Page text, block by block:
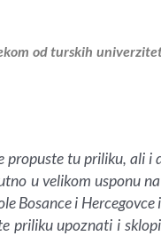
od turskih
tu priliku, ali i
u velikom usponu
Bosance i
priliku upoznati i